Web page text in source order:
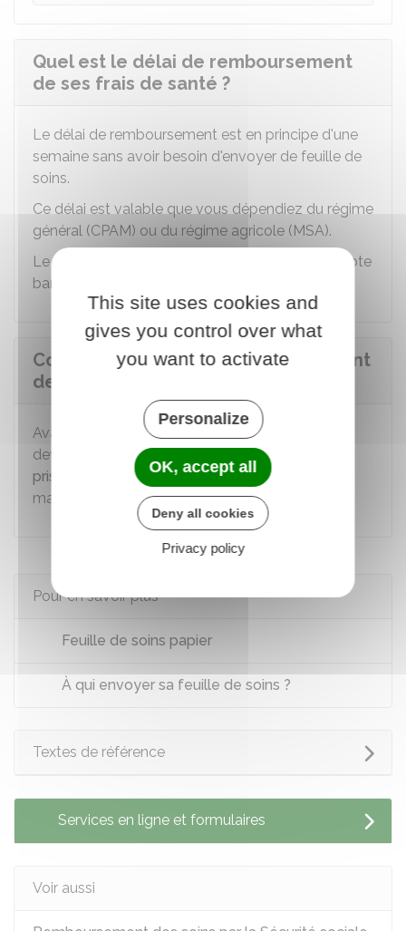
Quel est le délai de remboursement
de ses frais de santé ?
Le délai de remboursement est en principe d'une
semaine sans avoir besoin d'envoyer de feuille de
soins.
Ce délai est valable que vous dépendiez du régime
général (CPAM) ou du régime agricole (MSA).
Le montant remboursé est versé sur votre compte
bancaire.
Comment se passe le remboursement
des soins à l'étranger ?
Avant de partir en vacances à l'étranger, vous
devez prendre
certaines précautions pour une
prise en charge sous conditionssi vous tombez
malade.
Pour en savoir plus
Feuille de soins papier
À qui envoyer sa feuille de soins ?
Textes de référence
Services en ligne et formulaires
Voir aussi
This site uses cookies and
gives you control over what
you want to activate
Personalize
OK, accept all
Deny all cookies
Privacy policy